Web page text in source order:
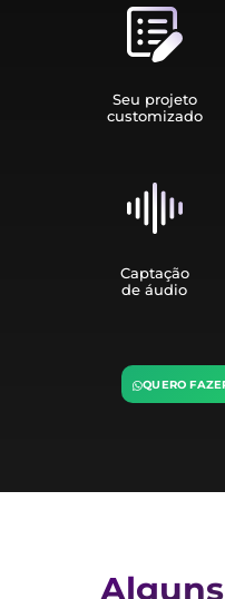
Seu projeto
customizado
Captação
de áudio
QUERO